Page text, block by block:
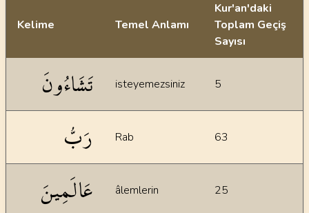
Kelime Temel Anlamı
Kur'an'daki
Toplam Geçiş
Sayısı
تَشَاءُونَ isteyemezsiniz 5
رَبُّ Rab 63
عَالَمِينَ âlemlerin 25